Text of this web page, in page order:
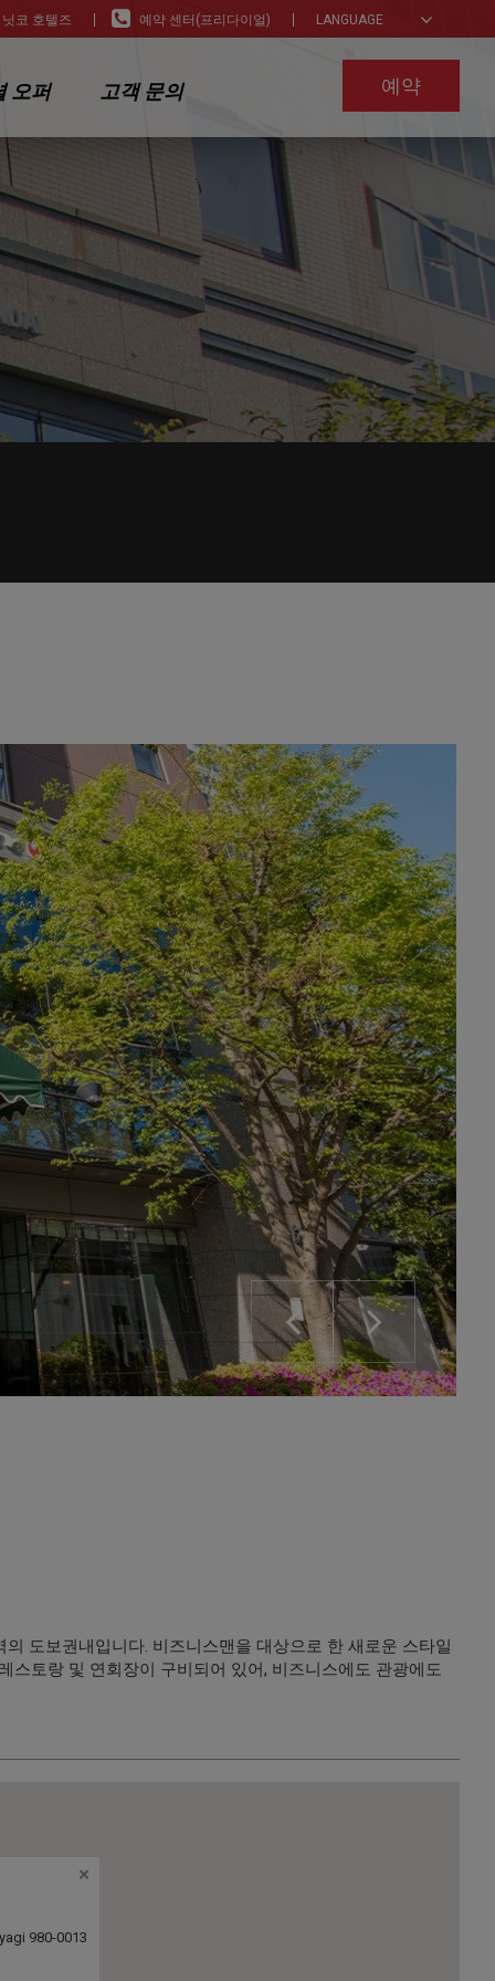
LANGUAGE
예약 센터(프리다이얼)
코 호텔즈
예약
오퍼 고객 문의
도보권내입니다. 비즈니스맨을 대상으로 한 새로운 스타일
스토랑 및 연회장이 구비되어 있어, 비즈니스에도 관광에도
980-0013